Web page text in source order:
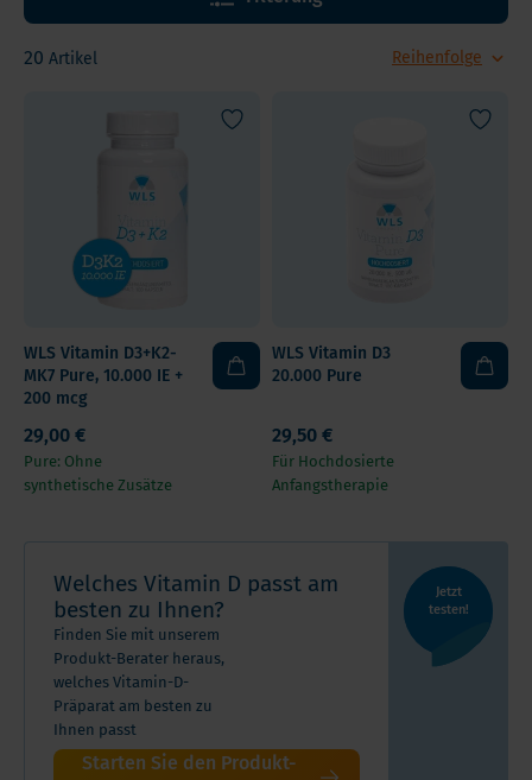
20 Artikel
Welches Vitamin D passt am
besten zu Ihnen?
Finden Sie mit unserem
Produkt-Berater heraus,
welches Vitamin-D-
Präparat am besten zu
Ihnen passt
Jetzt
testen!
Starten Sie den Produkt-
Jetzt
testen!
WLS Vitamin D3+K2-
MK7 Pure, 10.000 IE +
200 mcg
29,00 €
Pure: Ohne
synthetische Zusätze
WLS Vitamin D3
20.000 Pure
29,50 €
Für Hochdosierte
Anfangstherapie